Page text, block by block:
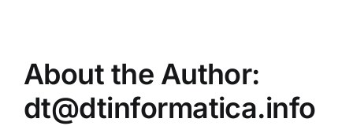
About the Author:
dt@dtinformatica.info